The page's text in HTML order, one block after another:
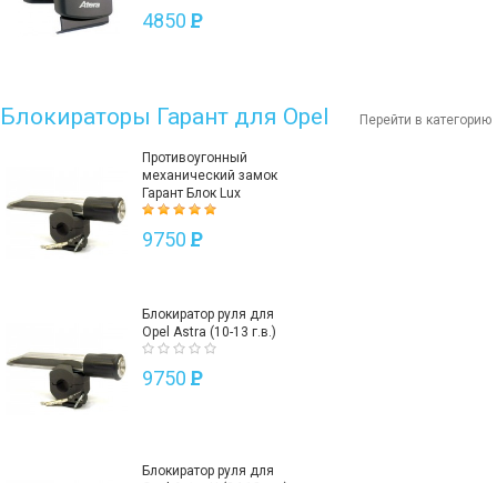
4850 P
Блокираторы Гарант для Opel Перейти в категорию
Противоугонный
механический замок
Гарант Блок Lux
9750 P
Блокиратор руля для
Opel Astra (10-13 г.в.)
9750 P
Блокиратор руля для